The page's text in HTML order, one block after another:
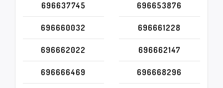
696637745 696653876
696660032 696661228
696662022 696662147
696666469 696668296